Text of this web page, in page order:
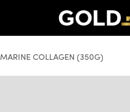
MARINE COLLAGEN (350G)